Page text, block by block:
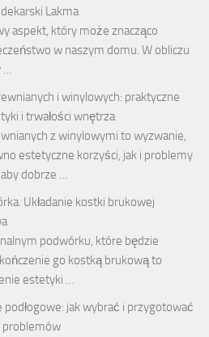
Lakma
aspekt, który może znacząco
w naszym domu. W obliczu
…
i winylowych: praktyczne
i trwałości wnętrza
z winylowymi to wyzwanie,
estetyczne korzyści, jak i problemy
dobrze …
Układanie kostki brukowej
podwórku, które będzie
go kostką brukową to
estetyki …
podłogowe: jak wybrać i przygotować
problemów